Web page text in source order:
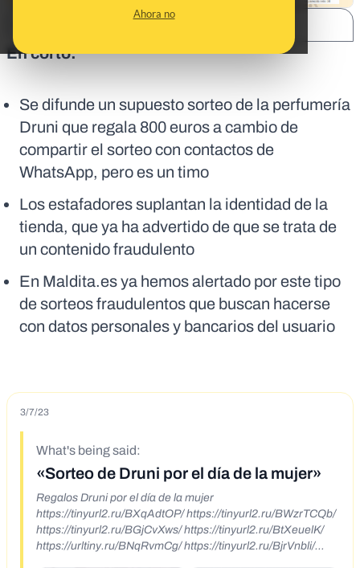
Ahora no
En corto:
Se difunde un supuesto sorteo de la perfumería
Druni que regala 800 euros a cambio de
compartir el sorteo con contactos de
WhatsApp, pero es un timo
Los estafadores suplantan la identidad de la
tienda, que ya ha advertido de que se trata de
un contenido fraudulento
En Maldita.es ya hemos alertado por este tipo
de sorteos fraudulentos que buscan hacerse
con datos personales y bancarios del usuario
3/7/23
What's being said:
«Sorteo de Druni por el día de la mujer»
Regalos Druni por el día de la mujer
https://tinyurl2.ru/BXqAdtOP/ https://tinyurl2.ru/BWzrTCQb/
https://tinyurl2.ru/BGjCvXws/ https://tinyurl2.ru/BtXeuelK/
https://urltiny.ru/BNqRvmCg/ https://tinyurl2.ru/BjrVnbli/